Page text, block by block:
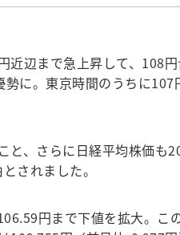
辺まで急上昇して、108
に。東京時間のうちに107
、さらに日経平均株価も
されました。
円まで下値を拡大。こ